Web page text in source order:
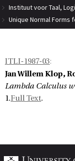
Instituut voor Taal,
Unique Normal Forms
ITLI-1987-03:
Jan Willem Klop,
Lambda Calculus
1.Full Text.